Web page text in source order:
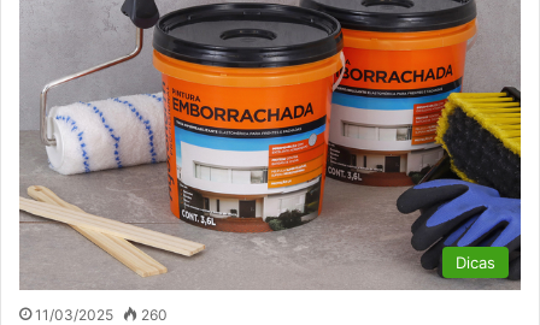
Dicas
11/03/2025 260